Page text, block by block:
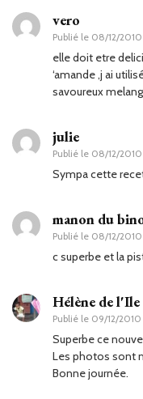
vero
Publié le 08/12/
elle doit etre
‘amande ,j ai
savoureux
julie
Publié le 08/12/2010
Sympa cette
manon du
Publié le 08/12/2010
c superbe et la
Hélène de
Publié le 09/12/
Superbe ce
Les photos sont
Bonne journée.